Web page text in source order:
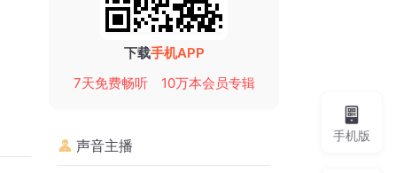
下载手机APP
7天免费畅听
10万本会员专辑
声音主播
手机版